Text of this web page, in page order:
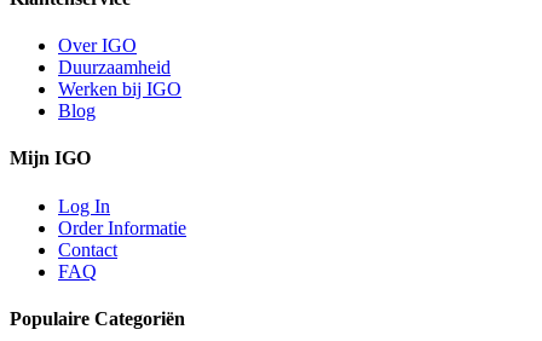
Over IGO
Duurzaamheid
Werken bij IGO
Blog
Mijn IGO
Log In
Order Informatie
Contact
FAQ
Populaire Categoriën